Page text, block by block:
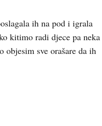
ih na pod i igrala
kitimo radi djece pa neka
objesim sve orašare da ih